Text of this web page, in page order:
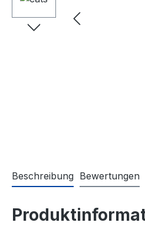
Beschreibung Bewertungen